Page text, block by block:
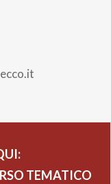
TEMATICO